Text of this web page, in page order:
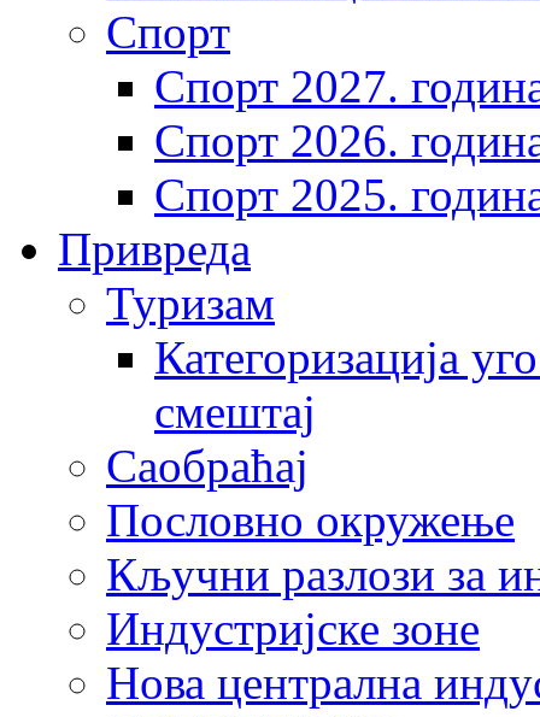
Спорт
Спорт 2027.
Спорт 2026.
Спорт 2025.
Привреда
Туризам
Категоризација
смештај
Саобраћај
Пословно окружење
Кључни разлози за
Индустријске зоне
Нова централна